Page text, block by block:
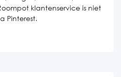
klantenservice is niet
Pinterest.